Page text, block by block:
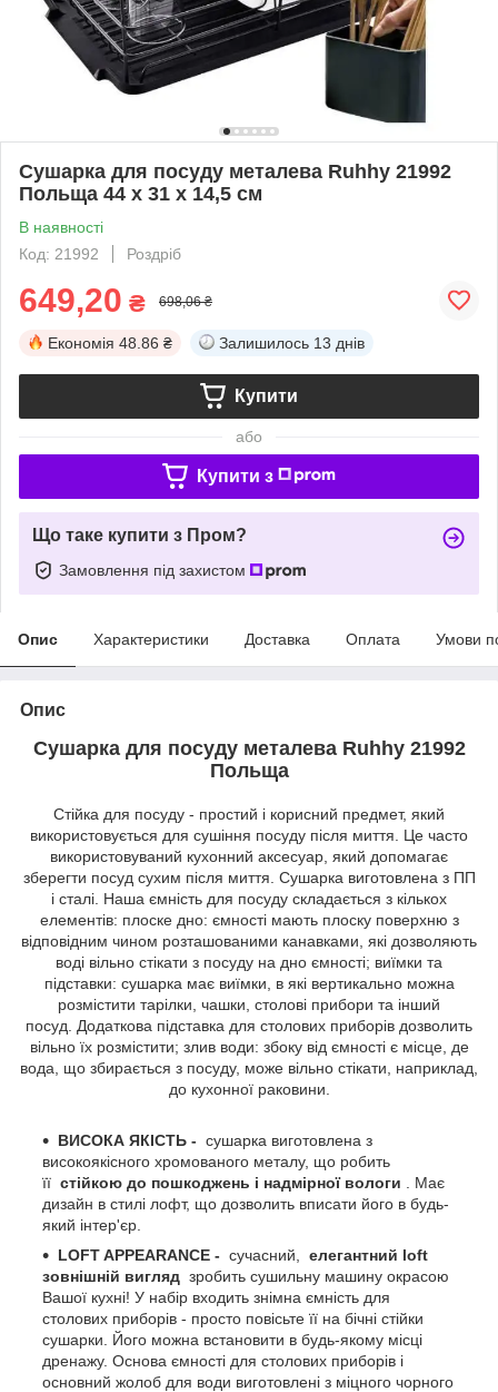
Сушарка для посуду металева Ruhhy 21992
Польща 44 х 31 х 14,5 см
В наявності
Код: 21992
Роздріб
649,20 ₴ 698,06 ₴
Економія 48.86 ₴ Залишилось 13 днів
Купити
або
Купити з
Що таке купити з Пром?
Замовлення під захистом
Опис Характеристики Доставка Оплата Умови
Опис
Сушарка для посуду металева Ruhhy 21992
Польща
Стійка для посуду - простий і корисний предмет, який
використовується для сушіння посуду після миття. Це часто
використовуваний кухонний аксесуар, який допомагає
зберегти посуд сухим після миття. Сушарка виготовлена ​​з ПП
і сталі. Наша ємність для посуду складається з кількох
елементів: плоске дно: ємності мають плоску поверхню з
відповідним чином розташованими канавками, які дозволяють
воді вільно стікати з посуду на дно ємності; виїмки та
підставки: сушарка має виїмки, в які вертикально можна
розмістити тарілки, чашки, столові прибори та інший
посуд. Додаткова підставка для столових приборів дозволить
вільно їх розмістити; злив води: збоку від ємності є місце, де
вода, що збирається з посуду, може вільно стікати, наприклад,
до кухонної раковини.
ВИСОКА ЯКІСТЬ - сушарка виготовлена ​​з
високоякісного хромованого металу, що робить
її стійкою до пошкоджень і надмірної вологи . Має
дизайн в стилі лофт, що дозволить вписати його в будь-
який інтер'єр.
LOFT APPEARANCE - сучасний, елегантний loft
зовнішній вигляд зробить сушильну машину окрасою
Вашої кухні! У набір входить знімна ємність для
столових приборів - просто повісьте її на бічні стійки
сушарки. Його можна встановити в будь-якому місці
дренажу. Основа ємності для столових приборів і
основний жолоб для води виготовлені з міцного чорного